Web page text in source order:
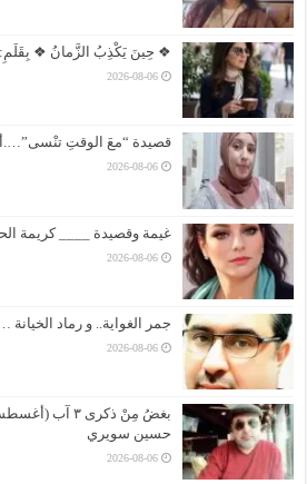
❖ حِينَ يَكْذِبُ الزَّمانُ ❖
2026-08-06
قصيدة “معَ الوقتِ
2026-08-06
غيمة وقصيدة ____ كريمة
2026-08-06
جمر الغواية.. و رماد
2026-08-06
حسين سويري
2026-08-06